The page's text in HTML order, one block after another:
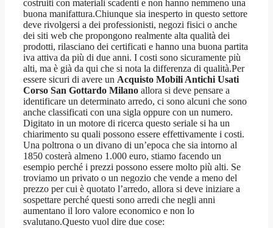
costruiti con materiali scadenti e non hanno nemmeno una
buona manifattura.Chiunque sia inesperto in questo settore
deve rivolgersi a dei professionisti, negozi fisici o anche
dei siti web che propongono realmente alta qualità dei
prodotti, rilasciano dei certificati e hanno una buona partita
iva attiva da più di due anni. I costi sono sicuramente più
alti, ma è già da qui che si nota la differenza di qualità.Per
essere sicuri di avere un Acquisto Mobili Antichi Usati
Corso San Gottardo Milano allora si deve pensare a
identificare un determinato arredo, ci sono alcuni che sono
anche classificati con una sigla oppure con un numero.
Digitato in un motore di ricerca questo seriale si ha un
chiarimento su quali possono essere effettivamente i costi.
Una poltrona o un divano di un’epoca che sia intorno al
1850 costerà almeno 1.000 euro, stiamo facendo un
esempio perché i prezzi possono essere molto più alti. Se
troviamo un privato o un negozio che vende a meno del
prezzo per cui è quotato l’arredo, allora si deve iniziare a
sospettare perché questi sono arredi che negli anni
aumentano il loro valore economico e non lo
svalutano.Questo vuol dire due cose: